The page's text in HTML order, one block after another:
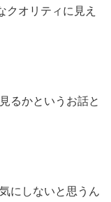
クオリティに見え
るかというお話と
にしないと思うん